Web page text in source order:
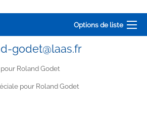
Options de liste
godet@laas.fr
Roland Godet
pour Roland Godet